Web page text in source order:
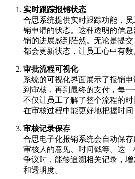
实时跟踪报销状态
合思系统提供实时跟踪功能，
销申请的状态。这种透明的信
销的进展感到茫然。无论是提
都会更新状态，让员工心中有数
审批流程可视化
系统的可视化界面展示了报销
到审核，再到最终的支付，每
不仅让员工了解了整个流程的
在审核过程中能更好地把握时间
审核记录保存
合思电子化报销系统会自动保
审核人的意见、时间戳等。这
争议时，能够追溯相关记录，
和透明度。